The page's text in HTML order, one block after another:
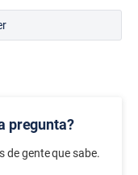
pregunta?
de gente que sabe.